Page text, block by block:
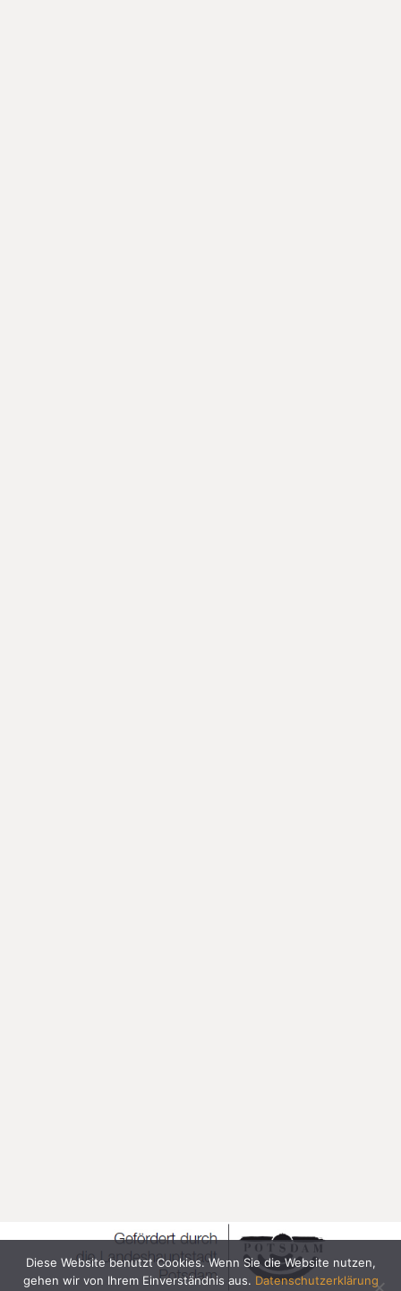
Diese Website benutzt Cookies. Wenn Sie die Website nutzen,
gehen wir von Ihrem Einverständnis aus. Datenschutzerklärung